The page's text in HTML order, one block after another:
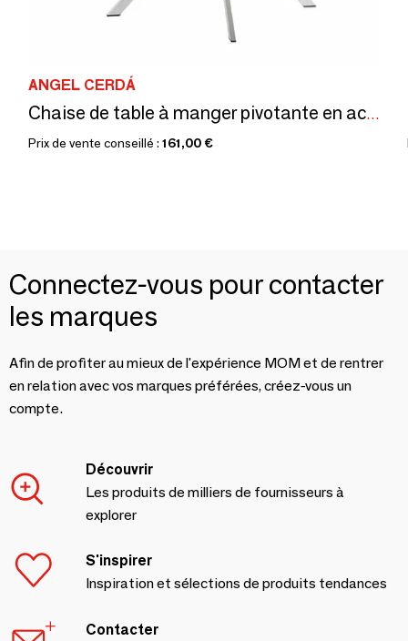
ANGEL CERDÁ
Chaise de table à manger pivotante en acier
Prix de vente conseillé : 161,00 €
Connectez-vous pour contacter
les marques
Afin de profiter au mieux de l'expérience MOM et de rentrer
en relation avec vos marques préférées, créez-vous un
compte.
Découvrir
Les produits de milliers de fournisseurs à
explorer
S'inspirer
Inspiration et sélections de produits tendances
Contacter